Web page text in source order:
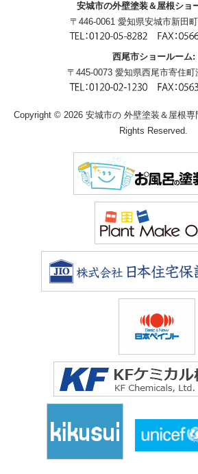
安城市の外壁塗装＆屋根ショ
〒446-0061 愛知県安城市新田
西尾市ショールーム:
〒445-0073 愛知県西尾市寄住町
Copyright © 2026 安城市の 外壁塗装＆屋根
Rights Reserved.